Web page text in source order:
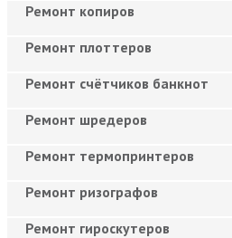
Ремонт копиров
Ремонт плоттеров
Ремонт счётчиков банкнот
Ремонт шредеров
Ремонт термопринтеров
Ремонт ризографов
Ремонт гироскутеров